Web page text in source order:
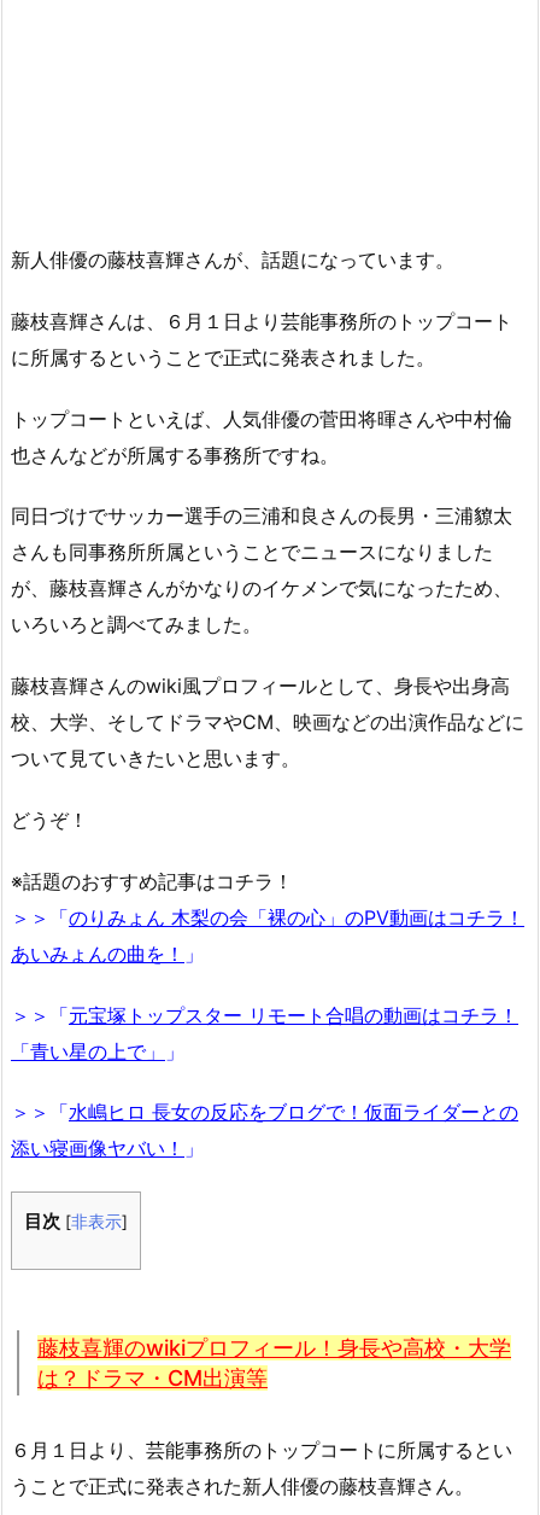
新人俳優の藤枝喜輝さんが、話題になっています。
藤枝喜輝さんは、６月１日より芸能事務所のトップコート
に所属するということで正式に発表されました。
トップコートといえば、人気俳優の菅田将暉さんや中村倫
也さんなどが所属する事務所ですね。
同日づけでサッカー選手の三浦和良さんの長男・三浦䝤太
さんも同事務所所属ということでニュースになりました
が、藤枝喜輝さんがかなりのイケメンで気になったため、
いろいろと調べてみました。
藤枝喜輝さんのwiki風プロフィールとして、身長や出身高
校、大学、そしてドラマやCM、映画などの出演作品などに
ついて見ていきたいと思います。
どうぞ！
※話題のおすすめ記事はコチラ！
＞＞「のりみょん 木梨の会「裸の心」のPV動画はコチラ！
あいみょんの曲を！ 」
＞＞「元宝塚トップスター リモート合唱の動画はコチラ！
「青い星の上で」
」
＞＞「水嶋ヒロ 長女の反応をブログで！仮面ライダーとの
添い寝画像ヤバい！ 」
目次 [非表示]
藤枝喜輝のwikiプロフィール！身長や高校・大学
は？ドラマ・CM出演等
６月１日より、芸能事務所のトップコートに所属するとい
うことで正式に発表された新人俳優の藤枝喜輝さん。